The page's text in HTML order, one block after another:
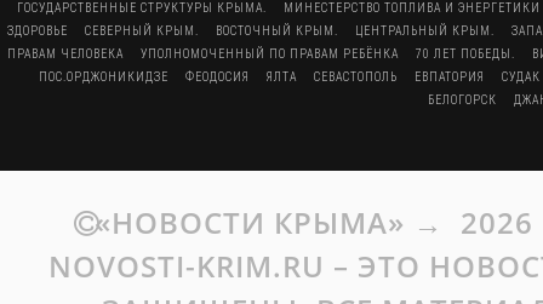
ГОСУДАРСТВЕННЫЕ СТРУКТУРЫ КРЫМА.
МИНЕСТЕРСТВО ТОПЛИВА И
ЗДОРОВЬЕ
СЕВЕРНЫЙ КРЫМ. ВОСТОЧНЫЙ КРЫМ. ЦЕНТРАЛЬНЫЙ КРЫМ.
ПРАВАМ ЧЕЛОВЕКА
УПОЛНОМОЧЕННЫЙ ПО ПРАВАМ РЕБЁНКА 70 ЛЕТ ПОБЕДЫ.
ПОС.ОРДЖОНИКИДЗЕ
ФЕОДОСИЯ ЯЛТА СЕВАСТОПОЛЬ ЕВПАТОРИЯ
СУДАК
БЕЛОГОРСК
«НОВОСТИ КРЫМА» → 2026
NOVOSTI-KRIM.RU – ЭТО